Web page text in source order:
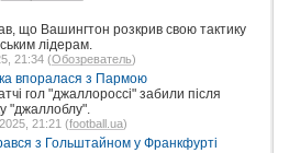
що Вашингтон розкрив свою тактику
лідерам.
21:34 (Обозреватель)
впоралася з Пармою
гол "джаллороссі" забили після
"джаллоблу".
21:21 (football.ua)
з Гольштайном у Франкфурті